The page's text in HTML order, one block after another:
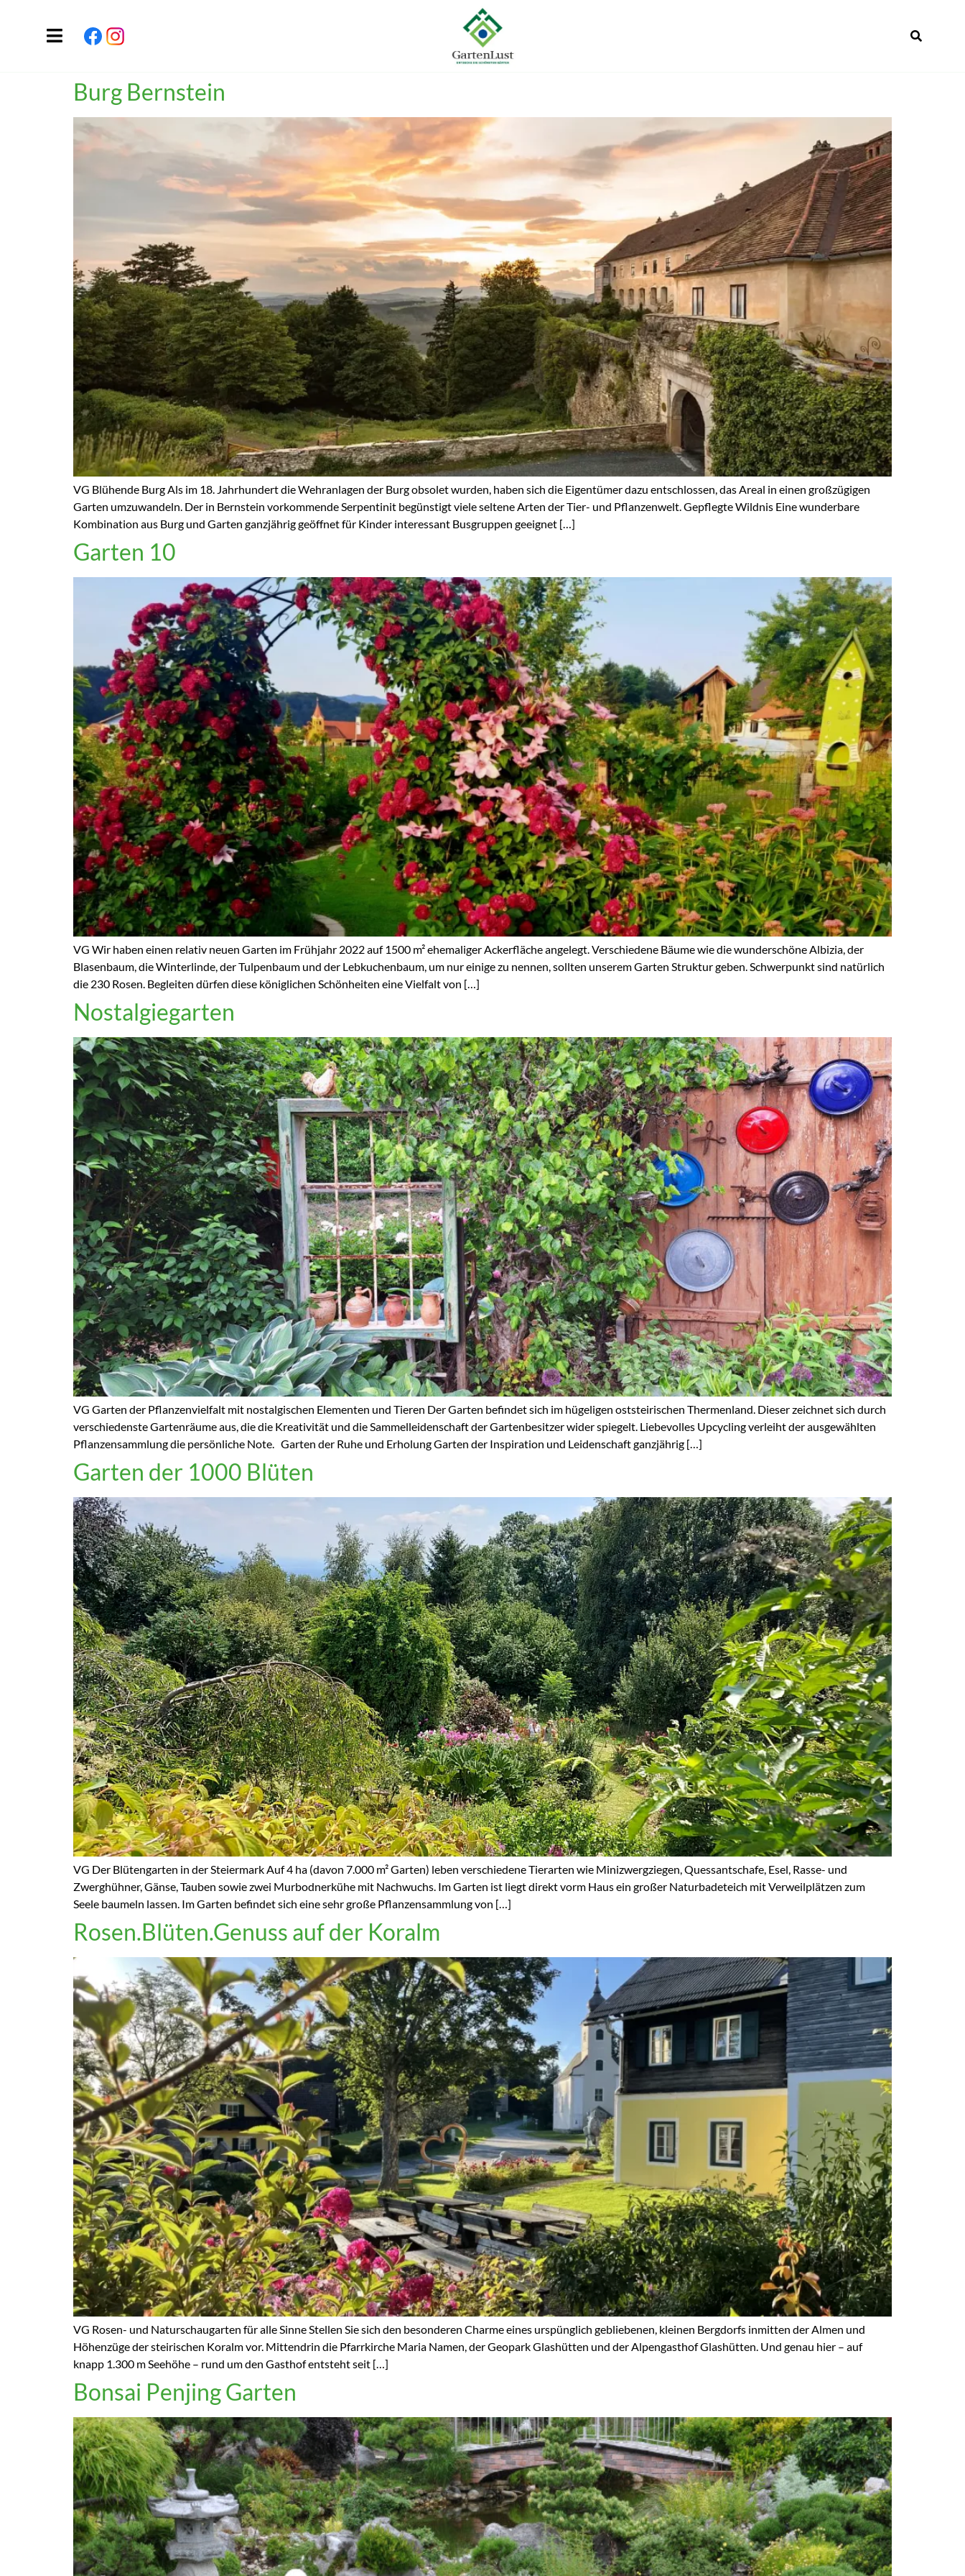
Burg Bernstein
VG Blühende Burg Als im 18. Jahrhundert die Wehranlagen der Burg obsolet wurden, haben sich die Eigentümer dazu entschlossen, das Areal in einen großzügigen
Garten umzuwandeln. Der in Bernstein vorkommende Serpentinit begünstigt viele seltene Arten der Tier- und Pflanzenwelt. Gepflegte Wildnis Eine wunderbare
Kombination aus Burg und Garten ganzjährig geöffnet für Kinder interessant Busgruppen geeignet […]
Garten 10
VG Wir haben einen relativ neuen Garten im Frühjahr 2022 auf 1500 m² ehemaliger Ackerfläche angelegt. Verschiedene Bäume wie die wunderschöne Albizia, der
Blasenbaum, die Winterlinde, der Tulpenbaum und der Lebkuchenbaum, um nur einige zu nennen, sollten unserem Garten Struktur geben. Schwerpunkt sind natürlich
die 230 Rosen. Begleiten dürfen diese königlichen Schönheiten eine Vielfalt von […]
Nostalgiegarten
VG Garten der Pflanzenvielfalt mit nostalgischen Elementen und Tieren Der Garten befindet sich im hügeligen oststeirischen Thermenland. Dieser zeichnet sich durch
verschiedenste Gartenräume aus, die die Kreativität und die Sammelleidenschaft der Gartenbesitzer wider spiegelt. Liebevolles Upcycling verleiht der ausgewählten
Pflanzensammlung die persönliche Note. Garten der Ruhe und Erholung Garten der Inspiration und Leidenschaft ganzjährig […]
Garten der 1000 Blüten
VG Der Blütengarten in der Steiermark Auf 4 ha (davon 7.000 m² Garten) leben verschiedene Tierarten wie Minizwergziegen, Quessantschafe, Esel, Rasse- und
Zwerghühner, Gänse, Tauben sowie zwei Murbodnerkühe mit Nachwuchs. Im Garten ist liegt direkt vorm Haus ein großer Naturbadeteich mit Verweilplätzen zum
Seele baumeln lassen. Im Garten befindet sich eine sehr große Pflanzensammlung von […]
Rosen.Blüten.Genuss auf der Koralm
VG Rosen- und Naturschaugarten für alle Sinne Stellen Sie sich den besonderen Charme eines urspünglich gebliebenen, kleinen Bergdorfs inmitten der Almen und
Höhenzüge der steirischen Koralm vor. Mittendrin die Pfarrkirche Maria Namen, der Geopark Glashütten und der Alpengasthof Glashütten. Und genau hier – auf
knapp 1.300 m Seehöhe – rund um den Gasthof entsteht seit […]
Bonsai Penjing Garten